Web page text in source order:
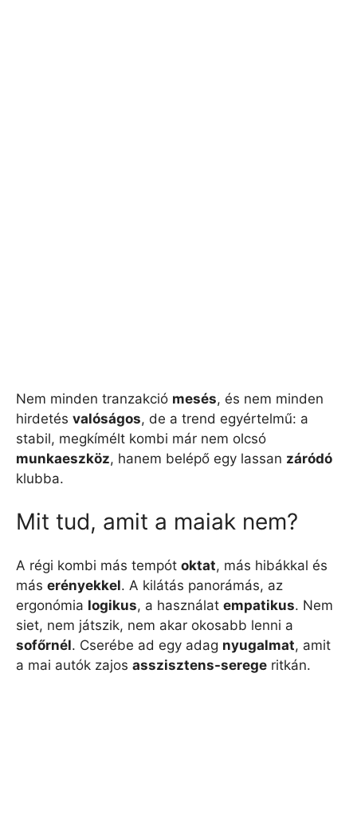
Nem minden tranzakció mesés, és nem minden
hirdetés valóságos, de a trend egyértelmű: a
stabil, megkímélt kombi már nem olcsó
munkaeszköz, hanem belépő egy lassan záródó
klubba.
Mit tud, amit a maiak nem?
A régi kombi más tempót oktat, más hibákkal és
más erényekkel. A kilátás panorámás, az
ergonómia logikus, a használat empatikus. Nem
siet, nem játszik, nem akar okosabb lenni a
sofőrnél. Cserébe ad egy adag nyugalmat, amit
a mai autók zajos asszisztens-serege ritkán.